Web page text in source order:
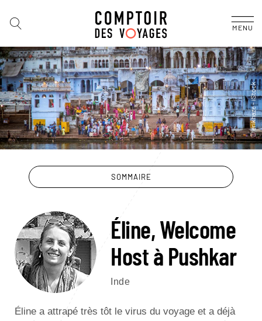
MENU
SOMMAIRE
Éline, Welcome
Host à Pushkar
Inde
Éline a attrapé très tôt le virus du voyage et a déjà